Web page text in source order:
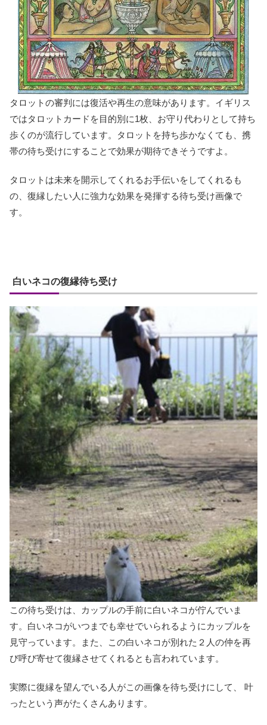
タロットの審判には復活や再生の意味があります。イギリス
ではタロットカードを目的別に1枚、お守り代わりとして持ち
歩くのが流行しています。タロットを持ち歩かなくても、携
帯の待ち受けにすることで効果が期待できそうですよ。
タロットは未来を開示してくれるお手伝いをしてくれるも
の、復縁したい人に強力な効果を発揮する待ち受け画像で
す。
白いネコの復縁待ち受け
この待ち受けは、カップルの手前に白いネコが佇んでいま
す。白いネコがいつまでも幸せでいられるようにカップルを
見守っています。また、この白いネコが別れた２人の仲を再
び呼び寄せて復縁させてくれるとも言われています。
実際に復縁を望んでいる人がこの画像を待ち受けにして、 叶
ったという声がたくさんあります。